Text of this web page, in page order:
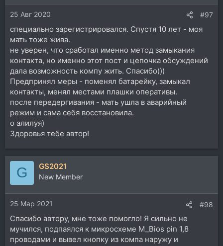
и
:25 Авг 2020 #97
специально зарегистрировался. Спустя 10 лет - моя
мать тоже жива.
не уверен, что сработал именно метод замыкания
контакта, но именно этот пост и цепочка обсуждений
дала возможность компу жить. Спасибо)))
Предпринял меры - поменял батарейку, замыкал
контакты, менял местами плашки оперативы.
после передергивания - мать ушла в аварийный
режим и сама себя восстановила.
о алилуя)
Здоровья тебе автор!
G GS2021
New Member
25 Мар 2021 #98
Спасибо автору, мне тоже помогло! Я сильно не
мучился, подпаялся к микросхеме М_Bios pin 1,8
проводами и вывел кнопку из компа наружу и